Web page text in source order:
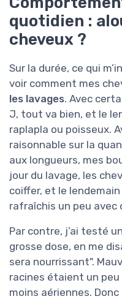
quotidien :
cheveux ?
Sur la durée, ce qui
voir comment mes
les lavages. Avec
J, tout va bien, et le
raplapla ou poisseux.
raisonnable sur la
aux longueurs, mes
jour du lavage, les
coiffer, et le
rafraîchis un peu avec
Par contre, j’ai testé
grosse dose, en me
sera nourrissant".
racines étaient un
moins aériennes.